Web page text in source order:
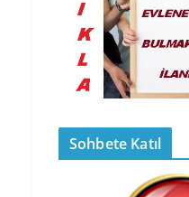
Sohbete Katıl